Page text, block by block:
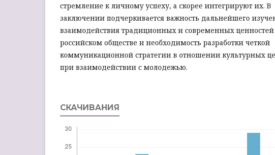
стремление к личному успеху, а скорее интегрируют их. В
заключении подчеркивается важность дальнейшего
взаимодействия традиционных и современных ценностей
российском обществе и необходимость разработки четкой
коммуникационной стратегии в отношении культурных
при взаимодействии с молодежью.
СКАЧИВАНИЯ